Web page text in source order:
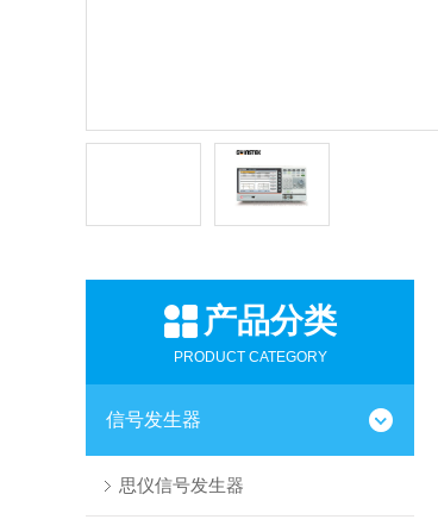
产品分类
PRODUCT CATEGORY
信号发生器
思仪信号发生器